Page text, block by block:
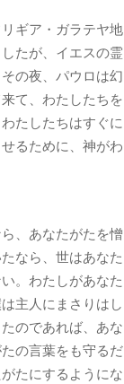
ギア・ガラテヤ地
たが、イエスの霊
の夜、パウロは幻
て、わたしたちを
たしたちはすぐに
るために、神がわ
、あなたがたを憎
なら、世はあなた
。わたしがあなた
主人にまさりはし
のであれば、あな
の言葉をも守るだ
たにするようにな